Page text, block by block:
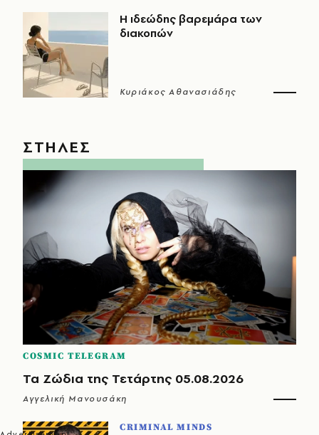
Η ιδεώδης βαρεμάρα των
διακοπών
Κυριάκος Αθανασιάδης
ΣΤΗΛΕΣ
COSMIC TELEGRAM
Τα Ζώδια της Τετάρτης 05.08.2026
Αγγελική Μανουσάκη
CRIMINAL MINDS